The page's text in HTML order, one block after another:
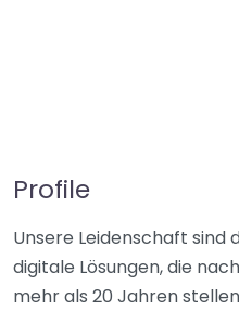
Profile
Unsere Leidenschaft
digitale Lösungen, die
mehr als 20 Jahren